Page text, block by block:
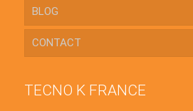
BLOG
CONTACT
TECNO K FRANCE